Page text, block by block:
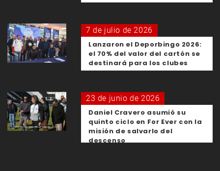
7 de julio de 2026
Lanzaron el Deporbingo 2026:
el 70% del valor del cartón se
destinará para los clubes
23 de junio de 2026
Daniel Cravero asumió su
quinto ciclo en For Ever con la
misión de salvarlo del
descenso